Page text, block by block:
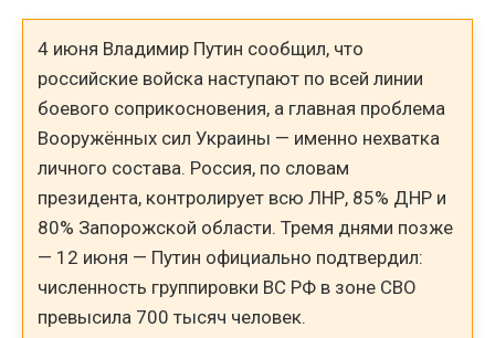
4 июня Владимир Путин сообщил, что
российские войска наступают по всей линии
боевого соприкосновения, а главная проблема
Вооружённых сил Украины — именно нехватка
личного состава. Россия, по словам
президента, контролирует всю ЛНР, 85% ДНР и
80% Запорожской области. Тремя днями позже
— 12 июня — Путин официально подтвердил:
численность группировки ВС РФ в зоне СВО
превысила 700 тысяч человек.